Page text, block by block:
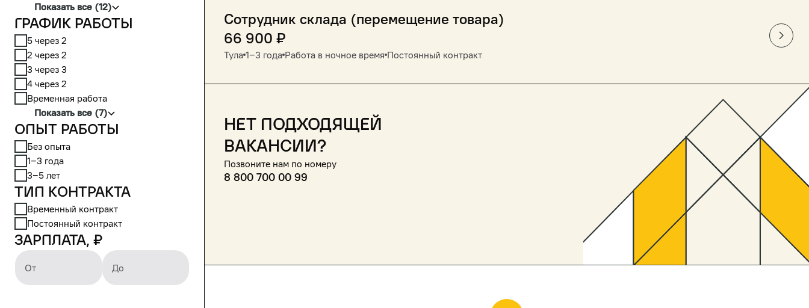
Показать все (12)
График работы
5 через 2
2 через 2
3 через 3
4 через 2
Временная работа
Показать все (7)
Опыт работы
Без опыта
1‒3 года
3‒5 лет
Тип контракта
Временный контракт
Постоянный контракт
Зарплата, ₽
От До
Сотрудник склада (перемещение товара)
66 900 ₽
Тула 1‒3 года Работа в ночное время Постоянный контракт
Нет подходящей
вакансии?
Позвоните нам по номеру
8 800 700 00 99